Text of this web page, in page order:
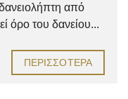
από
όρο του δανείου...
ΠΕΡΙΣΣΌΤΕΡΑ